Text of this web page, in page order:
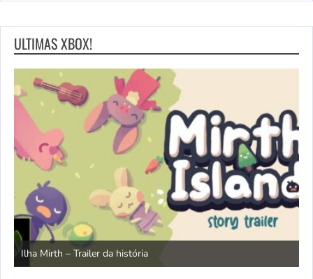
ULTIMAS XBOX!
Ilha Mirth – Trailer da história